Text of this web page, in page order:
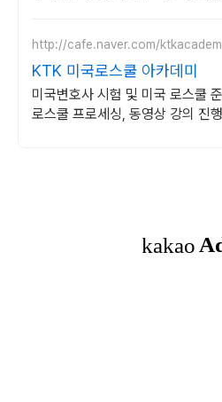
http://cafe.naver.com/
KTK 미국로스쿨 아카데미
미국변호사 시험 및 미국 로스쿨
로스쿨 프로세싱, 동영상 강의 진행